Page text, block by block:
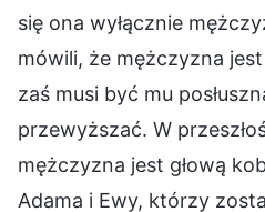
się ona wyłącznie
mówili, że mężczyzna
zaś musi być mu
przewyższać. W
mężczyzna jest głową
Adama i Ewy, którzy